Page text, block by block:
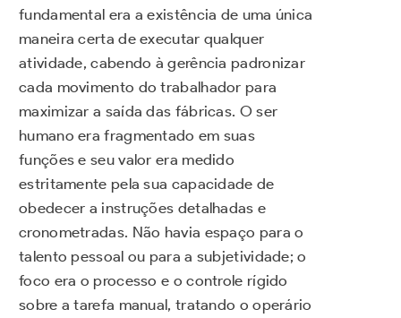
fundamental era a existência de uma única
maneira certa de executar qualquer
atividade, cabendo à gerência padronizar
cada movimento do trabalhador para
maximizar a saída das fábricas. O ser
humano era fragmentado em suas
funções e seu valor era medido
estritamente pela sua capacidade de
obedecer a instruções detalhadas e
cronometradas. Não havia espaço para o
talento pessoal ou para a subjetividade; o
foco era o processo e o controle rígido
sobre a tarefa manual, tratando o operário